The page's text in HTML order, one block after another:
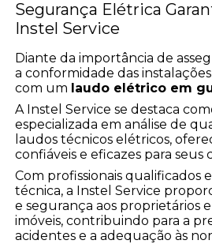
Segurança Elétrica
Instel Service
Diante da importância de
a conformidade das
com um laudo elétrico em
A Instel Service se destaca
especializada em análise de
laudos técnicos elétricos,
confiáveis e eficazes para seus
Com profissionais qualificados
técnica, a Instel Service
e segurança aos proprietários
imóveis, contribuindo para a
acidentes e a adequação às